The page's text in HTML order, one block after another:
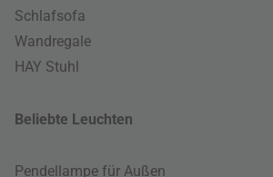
Schlafsofa
Wandregale
HAY Stuhl
Beliebte Leuchten
Pendellampe für Außen